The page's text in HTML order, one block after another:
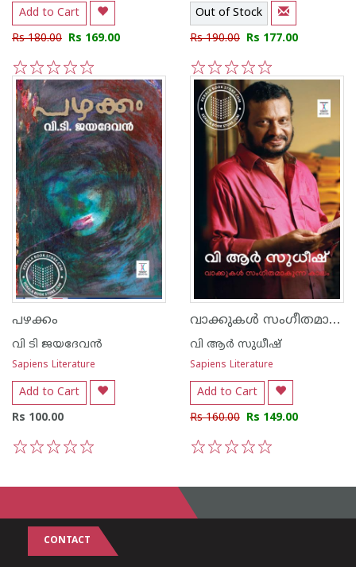
Add to Cart
Rs 180.00 Rs 169.00
5
4
3
2
1
Out of Stock
Rs 190.00 Rs 177.00
5
4
3
2
1
പഴക്കം
വി ടി ജയദേവന്‍
Sapiens Literature
Add to Cart
Rs 100.00
വാക്കുകള്‍ സംഗീതമാകുന്ന കാലം
വി ആര്‍ സുധീഷ്
Sapiens Literature
Add to Cart
Rs 160.00 Rs 149.00
CONTACT